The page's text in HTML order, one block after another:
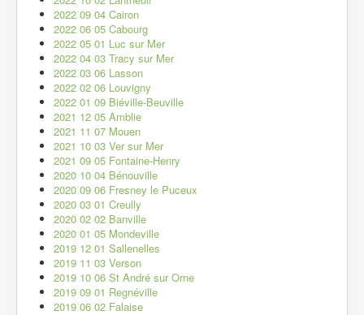
2022 09 04 Cairon
2022 06 05 Cabourg
2022 05 01 Luc sur Mer
2022 04 03 Tracy sur Mer
2022 03 06 Lasson
2022 02 06 Louvigny
2022 01 09 Biéville-Beuville
2021 12 05 Amblie
2021 11 07 Mouen
2021 10 03 Ver sur Mer
2021 09 05 Fontaine-Henry
2020 10 04 Bénouville
2020 09 06 Fresney le Puceux
2020 03 01 Creully
2020 02 02 Banville
2020 01 05 Mondeville
2019 12 01 Sallenelles
2019 11 03 Verson
2019 10 06 St André sur Orne
2019 09 01 Regnéville
2019 06 02 Falaise